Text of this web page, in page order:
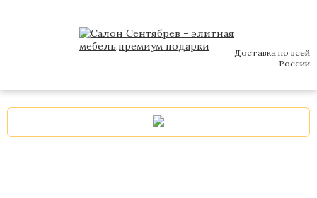
Доставка по всей
России